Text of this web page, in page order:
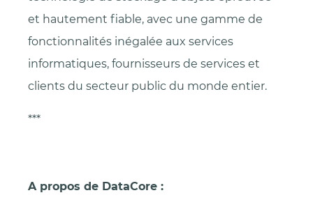
et hautement fiable, avec une gamme de
fonctionnalités inégalée aux services
informatiques, fournisseurs de services et
clients du secteur public du monde entier.
***
A propos de DataCore :